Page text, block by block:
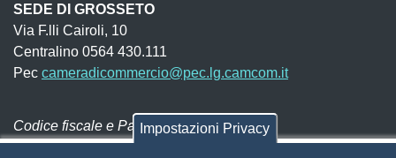
SEDE DI GROSSETO
Via F.lli Cairoli, 10
Centralino 0564 430.111
Pec cameradicommercio@pec.lg.camcom.it
Codice fiscale e Partita Iva:01838690491
Impostazioni Privacy